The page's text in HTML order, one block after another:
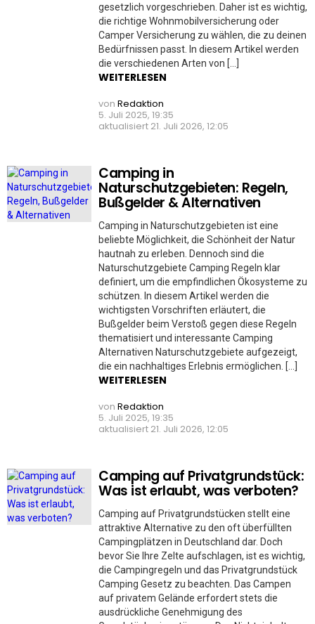
gesetzlich vorgeschrieben. Daher ist es wichtig,
die richtige Wohnmobilversicherung oder
Camper Versicherung zu wählen, die zu deinen
Bedürfnissen passt. In diesem Artikel werden
die verschiedenen Arten von […]
WEITERLESEN
von Redaktion
5. Juli 2025, 19:35
aktualisiert 21. Juli 2026, 12:05
Camping in
Naturschutzgebieten: Regeln,
Bußgelder & Alternativen
Camping in Naturschutzgebieten ist eine
beliebte Möglichkeit, die Schönheit der Natur
hautnah zu erleben. Dennoch sind die
Naturschutzgebiete Camping Regeln klar
definiert, um die empfindlichen Ökosysteme zu
schützen. In diesem Artikel werden die
wichtigsten Vorschriften erläutert, die
Bußgelder beim Verstoß gegen diese Regeln
thematisiert und interessante Camping
Alternativen Naturschutzgebiete aufgezeigt,
die ein nachhaltiges Erlebnis ermöglichen. […]
WEITERLESEN
von Redaktion
5. Juli 2025, 19:35
aktualisiert 21. Juli 2026, 12:05
Camping auf Privatgrundstück:
Was ist erlaubt, was verboten?
Camping auf Privatgrundstücken stellt eine
attraktive Alternative zu den oft überfüllten
Campingplätzen in Deutschland dar. Doch
bevor Sie Ihre Zelte aufschlagen, ist es wichtig,
die Campingregeln und das Privatgrundstück
Camping Gesetz zu beachten. Das Campen
auf privatem Gelände erfordert stets die
ausdrückliche Genehmigung des